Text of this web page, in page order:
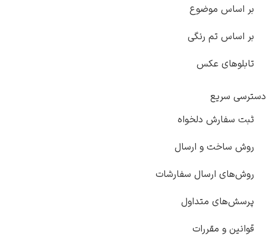
بر اساس موضوع
بر اساس تم رنگی
تابلوهای عکس
دسترسی سریع
ثبت سفارش دلخواه
روش ساخت و ارسال
روش‌های ارسال سفارشات
پرسش‌های متداول
قوانین و مقررات